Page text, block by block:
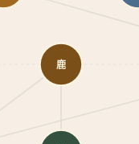
鹿